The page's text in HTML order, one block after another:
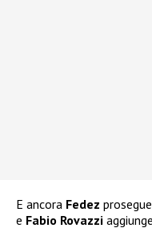
E ancora Fedez
e Fabio Rovazzi